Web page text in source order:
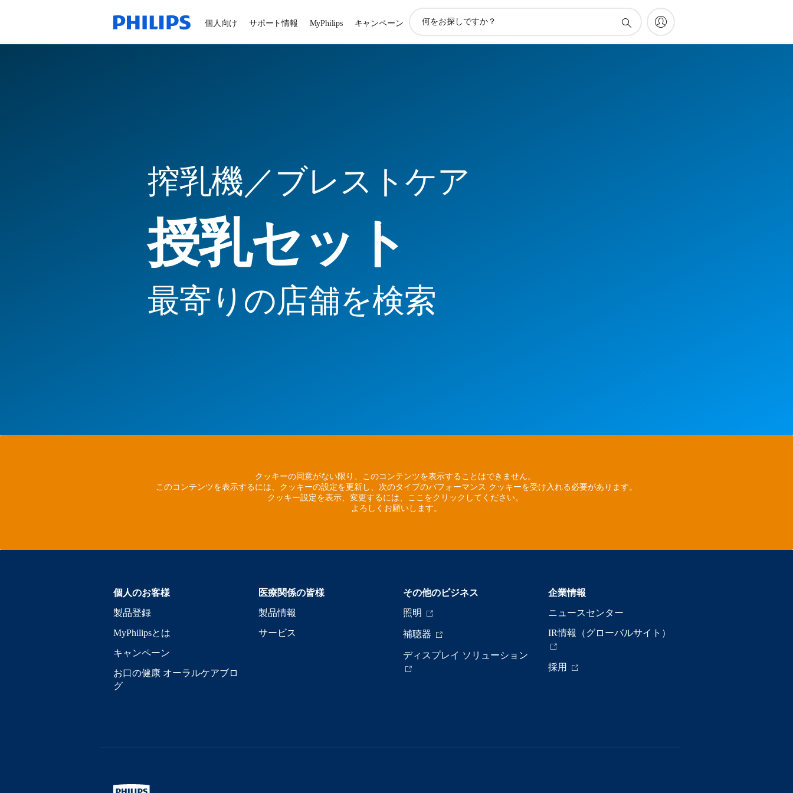
個人向け サポート情報 MyPhilips キャンペーン
搾乳機／ブレストケア
授乳セット
最寄りの店舗を検索
クッキーの同意がない限り、このコンテンツを表示することはできません。
このコンテンツを表示するには、クッキーの設定を更新し、次のタイプのパフォーマンス クッキーを受け入れる必要があります。
クッキー設定を表示、変更するには、ここをクリックしてください。
よろしくお願いします。
個人のお客様
製品登録
MyPhilipsとは
キャンペーン
お口の健康 オーラルケアブロ
グ
医療関係の皆様
製品情報
サービス
その他のビジネス
照明
補聴器
ディスプレイ ソリューション
企業情報
ニュースセンター
IR情報（グローバルサイト）
採用